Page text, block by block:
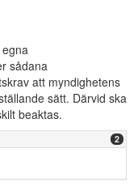
sådana
att myndighetens
sätt. Därvid ska
beaktas.
2